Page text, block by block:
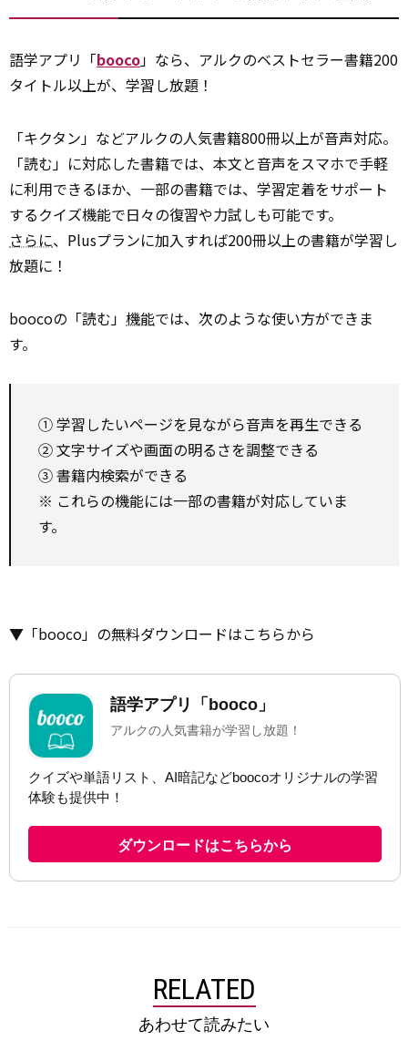
語学アプリ「booco」なら、アルクのベストセラー書籍200
タイトル以上が、学習し放題！
「キクタン」などアルクの人気書籍800冊以上が音声対応。
「読む」に対応した書籍では、本文と音声をスマホで手軽
に利用できるほか、一部の書籍では、学習定着をサポート
するクイズ機能で日々の復習や力試しも可能です。
さらに、Plusプランに加入すれば200冊以上の書籍が学習し
放題に！
boocoの「読む」 機能では、次のような使い方ができま
す。
① 学習したいページを見ながら音声を再生できる
② 文字サイズや画面の明るさを調整できる
③ 書籍内検索ができる
※ これらの機能には一部の書籍が対応していま
す。
▼「booco」の無料ダウンロードはこちらから
RELATED
あわせて読みたい